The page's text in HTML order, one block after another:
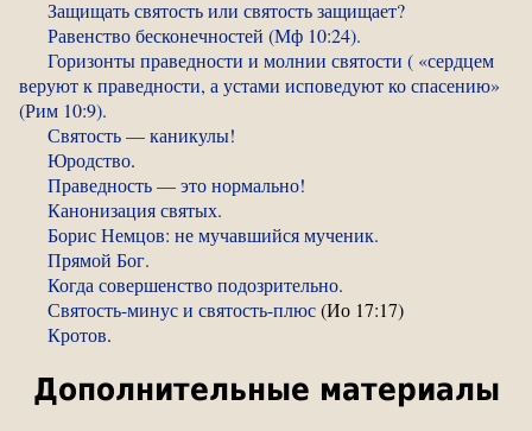
Защищать святость или святость защищает?
Равенство бесконечностей (Мф 10:24).
Горизонты праведности и молнии святости ( «сердцем
веруют к праведности, а устами исповедуют ко спасению»
(Рим 10:9).
Святость — каникулы!
Юродство.
Праведность — это нормально!
Канонизация святых.
Борис Немцов: не мучавшийся мученик.
Прямой Бог.
Когда совершенство подозрительно.
Святость-минус и святость-плюс(Ио 17:17)
Кротов.
Дополнительные материалы